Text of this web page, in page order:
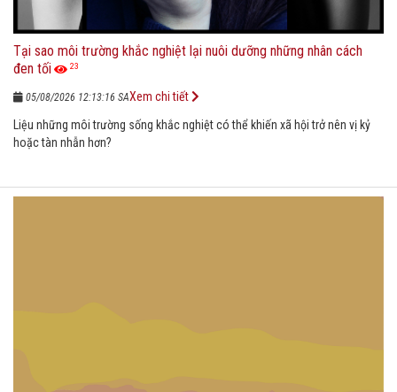
Tại sao môi trường khắc nghiệt lại nuôi dưỡng những nhân cách
đen tối
23
05/08/2026 12:13:16 SA
Liệu những môi trường sống khắc nghiệt có thể khiến xã hội trở nên vị kỷ
hoặc tàn nhẫn hơn?
Xem chi tiết